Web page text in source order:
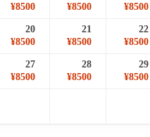
¥8500
¥8500
¥8500
20
¥8500
21
¥8500
22
¥8500
27
¥8500
28
¥8500
29
¥8500